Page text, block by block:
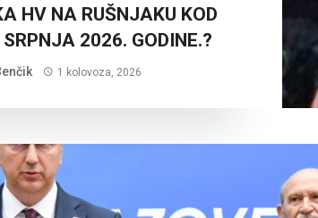
HV NA RUŠNJAKU KOD
2026. GODINE.?
1 kolovoza, 2026